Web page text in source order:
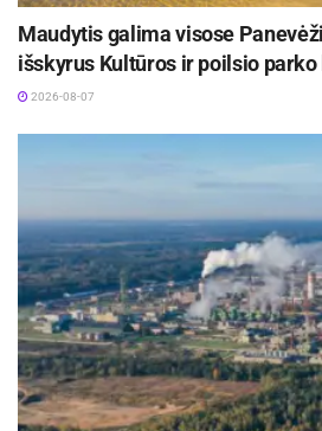
prisidedama prie plastiko
mažiau išlaidaujama.
Šaltinis:
Kauno miesto savivaldybė
Maudytis galima visose
išskyrus Kultūros ir poilsio
2026-08-07